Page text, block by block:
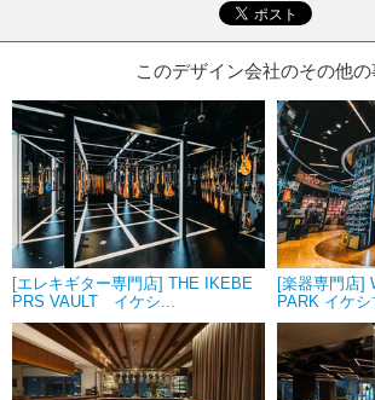
このデザイン会社のその他の
[エレキギター専門店] THE IKEBE
PRS VAULT イケシ...
[楽器専門店]
PARK イケ